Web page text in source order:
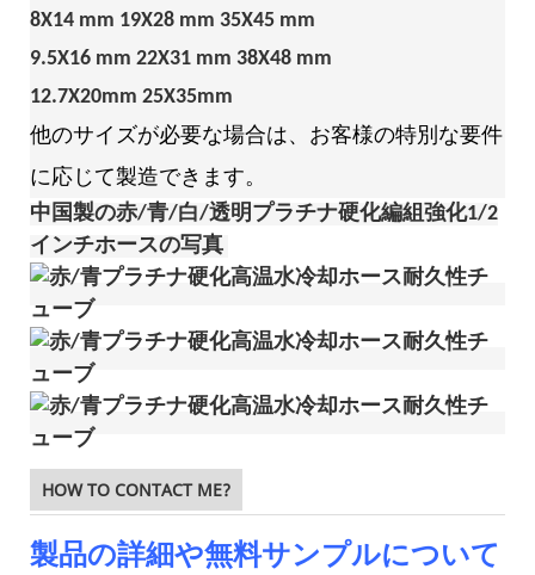
8X14 mm 19X28 mm 35X45 mm
9.5X16 mm 22X31 mm 38X48 mm
12.7X20mm 25X35mm
他のサイズが必要な場合は、お客様の特別な要件
に応じて製造できます。
中国製の赤/青/白/透明プラチナ硬化編組強化1/2
インチホースの写真
HOW TO CONTACT ME?
製品の詳細や無料サンプルについて